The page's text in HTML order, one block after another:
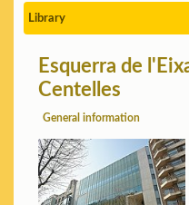
Library
Esquerra de
Centelles
General information
Building:
Floor plans and
photos
Statistics:
View data